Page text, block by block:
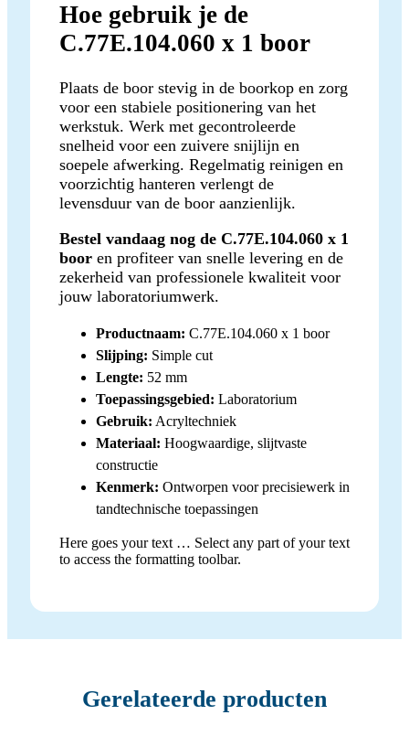
Hoe gebruik je de
C.77E.104.060 x 1 boor
Plaats de boor stevig in de boorkop en zorg
voor een stabiele positionering van het
werkstuk. Werk met gecontroleerde
snelheid voor een zuivere snijlijn en
soepele afwerking. Regelmatig reinigen en
voorzichtig hanteren verlengt de
levensduur van de boor aanzienlijk.
Bestel vandaag nog de C.77E.104.060 x 1
boor en profiteer van snelle levering en de
zekerheid van professionele kwaliteit voor
jouw laboratoriumwerk.
Productnaam: C.77E.104.060 x 1 boor
Slijping: Simple cut
Lengte: 52 mm
Toepassingsgebied: Laboratorium
Gebruik: Acryltechniek
Materiaal: Hoogwaardige, slijtvaste
constructie
Kenmerk: Ontworpen voor precisiewerk in
tandtechnische toepassingen
Here goes your text … Select any part of your text
to access the formatting toolbar.
Gerelateerde producten